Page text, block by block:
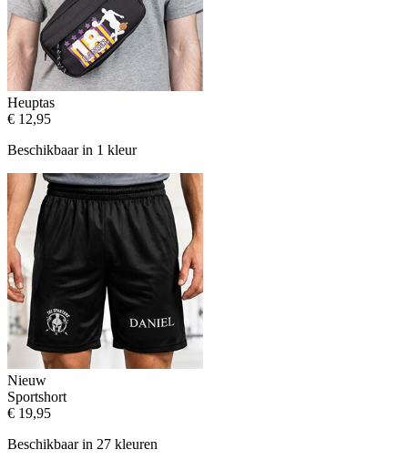
Heuptas
€ 12,95
Beschikbaar in 1 kleur
Nieuw
Sportshort
€ 19,95
Beschikbaar in 27 kleuren